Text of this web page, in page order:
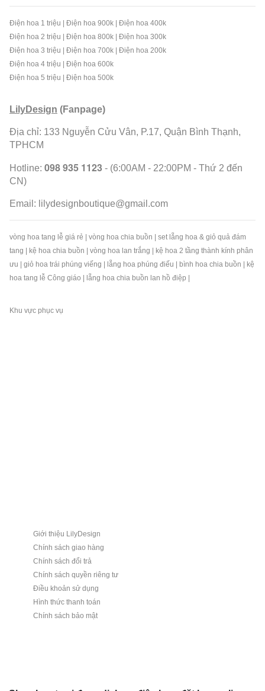
Điện hoa 1 triệu | Điện hoa 900k | Điện hoa 400k
Điện hoa 2 triệu | Điện hoa 800k | Điện hoa 300k
Điện hoa 3 triệu | Điện hoa 700k | Điện hoa 200k
Điện hoa 4 triệu | Điện hoa 600k
Điện hoa 5 triệu | Điện hoa 500k
LilyDesign (Fanpage)
Địa chỉ: 133 Nguyễn Cửu Vân, P.17, Quận Bình Thạnh,
TPHCM
Hotline: 098 935 1123 - (6:00AM - 22:00PM - Thứ 2 đến
CN)
Email: lilydesignboutique@gmail.com
vòng hoa tang lễ giá rẻ | vòng hoa chia buồn | set lẵng hoa & giỏ quả đám
tang | kệ hoa chia buồn | vòng hoa lan trắng | kệ hoa 2 tầng thành kính phân
ưu | giỏ hoa trái phúng viếng | lẵng hoa phúng điếu | bình hoa chia buồn | kệ
hoa tang lễ Công giáo | lẵng hoa chia buồn lan hồ điệp |
Khu vực phục vụ
Giới thiệu LilyDesign
Chính sách giao hàng
Chính sách đổi trả
Chính sách quyền riêng tư
Điều khoản sử dụng
Hình thức thanh toán
Chính sách bảo mật